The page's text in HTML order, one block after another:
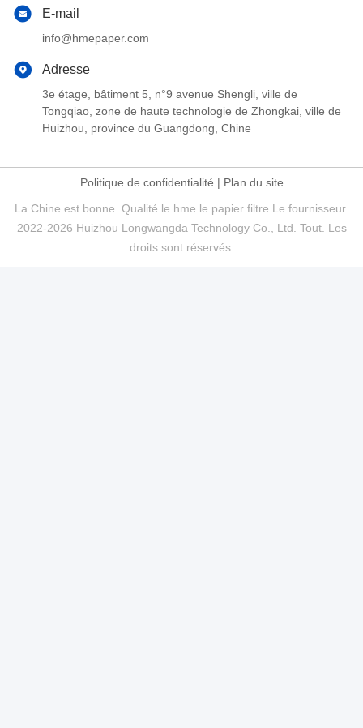
E-mail
info@hmepaper.com
Adresse
3e étage, bâtiment 5, n°9 avenue Shengli, ville de
Tongqiao, zone de haute technologie de Zhongkai, ville de
Huizhou, province du Guangdong, Chine
Politique de confidentialité | Plan du site
La Chine est bonne. Qualité le hme le papier filtre Le fournisseur.
2022-2026 Huizhou Longwangda Technology Co., Ltd. Tout. Les
droits sont réservés.